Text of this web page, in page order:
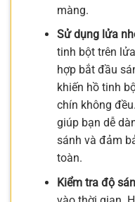
màng.
Sử dụng lửa
tinh bột trên
hợp bắt đầu
khiến hồ tinh
chín không
giúp bạn dễ
sánh và đảm
toàn.
Kiểm tra độ